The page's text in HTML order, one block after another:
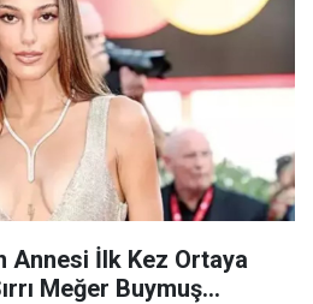
Annesi İlk Kez Ortaya
Meğer Buymuş...